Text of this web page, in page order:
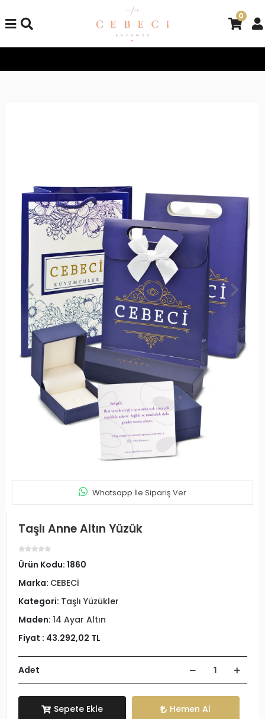
0
Whatsapp İle Sipariş Ver
Taşlı Anne Altın Yüzük
Ürün Kodu: 1860
Marka: CEBECİ
Kategori: Taşlı Yüzükler
Maden: 14 Ayar Altın
Fiyat : 43.292,02 TL
Adet
Sepete Ekle Hemen Al